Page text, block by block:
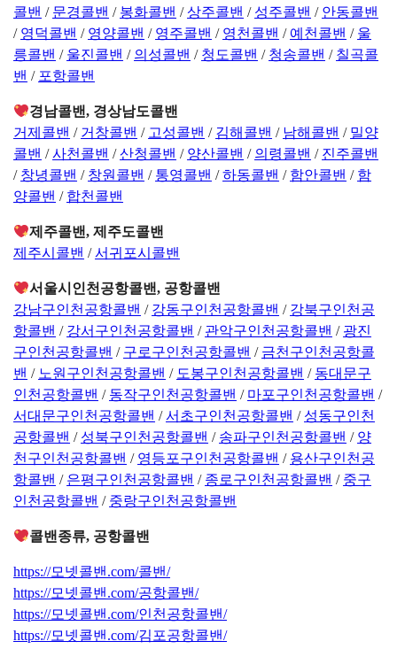
콜밴 / 문경콜밴 / 봉화콜밴 /상주콜밴 / 성주콜밴 / 안동콜밴
/ 영덕콜밴 / 영양콜밴 / 영주콜밴 / 영천콜밴 / 예천콜밴 / 울
릉콜밴 / 울진콜밴 / 의성콜밴 / 청도콜밴 / 청송콜밴 / 칠곡콜
밴 / 포항콜밴
경남콜밴, 경상남도콜밴
거제콜밴 / 거창콜밴 / 고성콜밴 / 김해콜밴 / 남해콜밴 / 밀양
콜밴 /사천콜밴 /산청콜밴 / 양산콜밴 / 의령콜밴 / 진주콜밴
/ 창녕콜밴 / 창원콜밴 / 통영콜밴 /하동콜밴 / 함안콜밴 / 함
양콜밴 / 합천콜밴
제주콜밴, 제주도콜밴
제주시콜밴 /서귀포시콜밴
서울시인천공항콜밴, 공항콜밴
강남구인천공항콜밴 / 강동구인천공항콜밴 / 강북구인천공
항콜밴 / 강서구인천공항콜밴 / 관악구인천공항콜밴 / 광진
구인천공항콜밴 / 구로구인천공항콜밴 / 금천구인천공항콜
밴 / 노원구인천공항콜밴 / 도봉구인천공항콜밴 / 동대문구
인천공항콜밴 / 동작구인천공항콜밴 / 마포구인천공항콜밴 /
서대문구인천공항콜밴 /서초구인천공항콜밴 / 성동구인천
공항콜밴 / 성북구인천공항콜밴 / 송파구인천공항콜밴 / 양
천구인천공항콜밴 / 영등포구인천공항콜밴 / 용산구인천공
항콜밴 / 은평구인천공항콜밴 / 종로구인천공항콜밴 / 중구
인천공항콜밴 / 중랑구인천공항콜밴
콜밴종류, 공항콜밴
https://모넷콜밴.com/콜밴/
https://모넷콜밴.com/공항콜밴/
https://모넷콜밴.com/인천공항콜밴/
https://모넷콜밴.com/김포공항콜밴/